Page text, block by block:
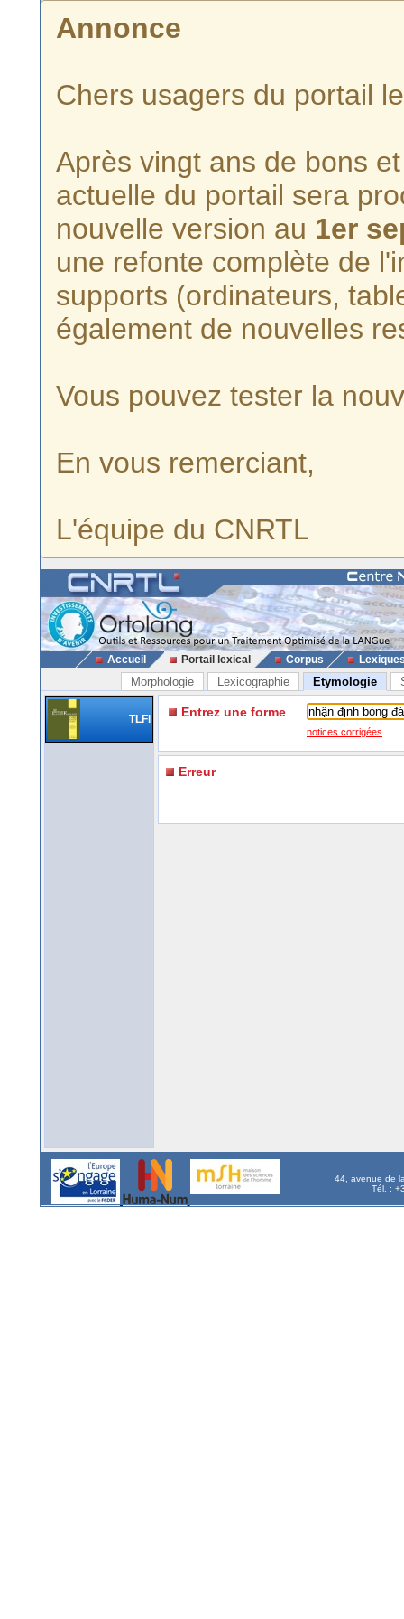
Annonce
Chers usagers du portail
Après vingt ans de bons
actuelle du portail sera
nouvelle version au 1er
une refonte complète de
supports (ordinateurs,
également de nouvelles
Vous pouvez tester la
En vous remerciant,
L'équipe du CNRTL
Accueil Portail lexical Corpus
Morphologie Lexicographie Etymologie
TLFi Entrez une forme
notices corrigées
Erreur
44, avenue de
Tél. :